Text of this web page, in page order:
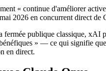
« continue d'améliorer
2026 en concurrent direct de
fermée publique classique,
» — ce qui signifie
en direct.